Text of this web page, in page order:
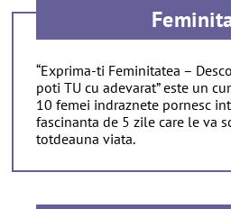
“Exprima-ti Feminitatea –
poti TU cu adevarat” este un
10 femei indraznete pornesc
fascinanta de 5 zile care le va
totdeauna viata.